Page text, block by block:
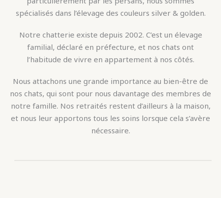
spécialisés dans l’élevage des couleurs silver & golden.
Notre chatterie existe depuis 2002. C’est un élevage
familial, déclaré en préfecture, et nos chats ont
l’habitude de vivre en appartement à nos côtés.
Nous attachons une grande importance au bien-être de
nos chats, qui sont pour nous davantage des membres de
notre famille. Nos retraités restent d’ailleurs à la maison,
et nous leur apportons tous les soins lorsque cela s’avère
nécessaire.